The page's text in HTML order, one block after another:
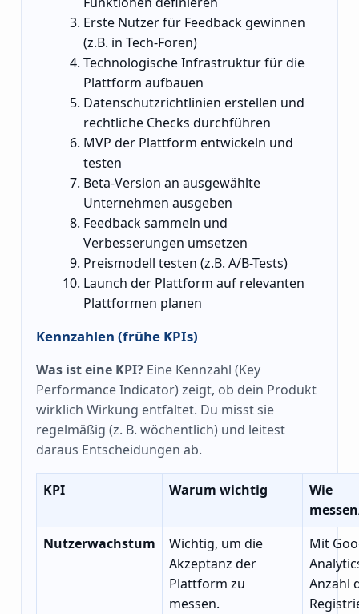
Erste Nutzer für Feedback gewinnen
(z.B. in Tech-Foren)
Technologische Infrastruktur für die
Plattform aufbauen
Datenschutzrichtlinien erstellen und
rechtliche Checks durchführen
MVP der Plattform entwickeln und
testen
Beta-Version an ausgewählte
Unternehmen ausgeben
Feedback sammeln und
Verbesserungen umsetzen
Preismodell testen (z.B. A/B-Tests)
Launch der Plattform auf relevanten
Plattformen planen
Kennzahlen (frühe KPIs)
Was ist eine KPI? Eine Kennzahl (Key
Performance Indicator) zeigt, ob dein Produkt
wirklich Wirkung entfaltet. Du misst sie
regelmäßig (z. B. wöchentlich) und leitest
daraus Entscheidungen ab.
KPI Warum wichtig
Wie
Nutzerwachstum
Wichtig, um die
Akzeptanz der
Plattform zu
messen.
Mit
Anzahl